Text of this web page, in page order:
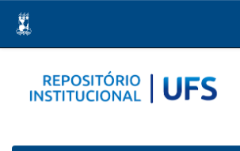
navigation